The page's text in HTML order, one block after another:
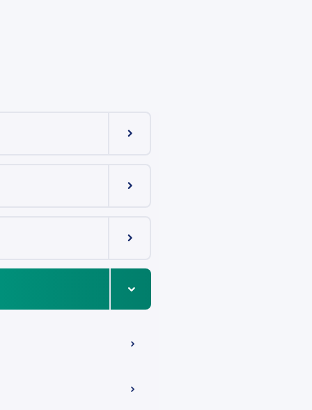
Menüeintrag ein-/ausklappen
Menüeintrag ein-/ausklappen
Menüeintrag ein-/ausklappen
RMV-Auskunft integriert
RMV-